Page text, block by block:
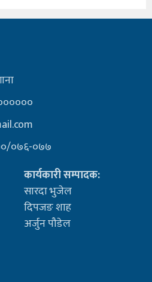
०७६-०७७
कार्यकारी सम्पादक:
सारदा भुजेल
दिपजङ शाह
अर्जुन पौडेल